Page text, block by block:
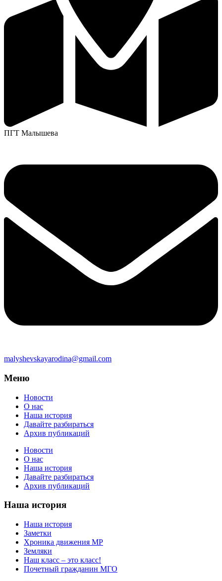
ПГТ Малышева
malyshevskayarodina@gmail.com
Меню
Новости
О нас
Наша история
Давайте разбираться
Архив публикаций
Новости
О нас
Наша история
Давайте разбираться
Архив публикаций
Наша история
Наша история
Заметки
Хроника движения МР
Земляки
Наш класс – это класс!
Почетный гражданин МГО